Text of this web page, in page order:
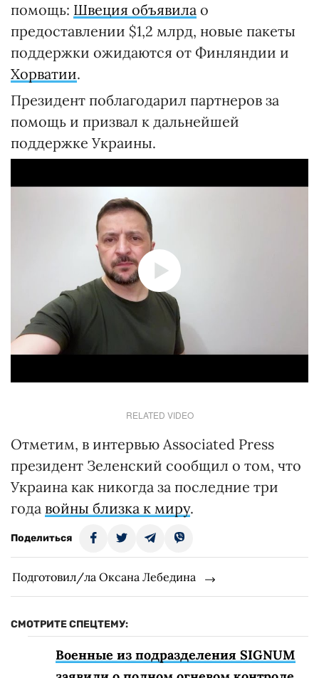
помощь: Швеция объявила о
предоставлении $1,2 млрд, новые пакеты
поддержки ожидаются от Финляндии и
Хорватии.
Президент поблагодарил партнеров за
помощь и призвал к дальнейшей
поддержке Украины.
RELATED VIDEO
Отметим, в интервью Associated Press
президент Зеленский сообщил о том, что
Украина как никогда за последние три
года войны близка к миру.
Поделиться
Подготовил/ла Оксана Лебедина
СМОТРИТЕ СПЕЦТЕМУ:
Военные из подразделения SIGNUM